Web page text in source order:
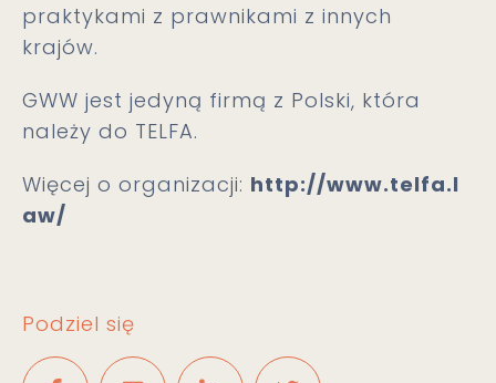
praktykami z prawnikami z innych
krajów.
GWW jest jedyną firmą z Polski, która
należy do TELFA.
Więcej o organizacji: http://www.telfa.l
aw/
Podziel się